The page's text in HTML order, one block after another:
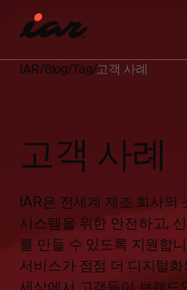
IAR Blog Tag 고객 사례
고객 사례
IAR은 전세계 제조 회사의
시스템을 위한 안전하고,
를 만들 수 있도록 지원합
서비스가 점점 더 디지털